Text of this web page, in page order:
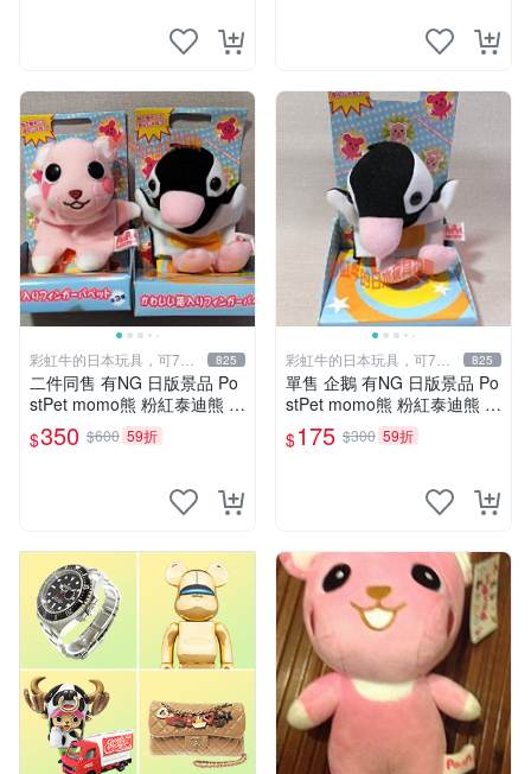
彩虹牛的日本玩具，可7取
付
825
二件同售 有NG 日版景品 Po
stPet momo熊 粉紅泰迪熊 妹
妹 comomo 企鵝 娃娃 布偶
手指頭 娃娃
$350 $600 59折
彩虹牛的日本玩具，可7取
付
825
單售 企鵝 有NG 日版景品 Po
stPet momo熊 粉紅泰迪熊 娃
娃 布偶 手指頭 娃娃
$175 $300 59折